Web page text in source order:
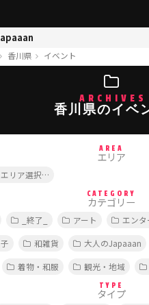
香川県 イベント
ARCHIVES
香川県のイベ
AREA
エリア
エリア選択…
CATEGORY
カテゴリー
_終了_ アート エンタ
和雑貨 大人のJapaaan
着物・和服 観光・地域
TYPE
タイプ